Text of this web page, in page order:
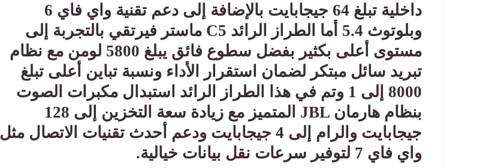
داخلية تبلغ 64 جيجابايت بالإضافة إلى دعم تقنية واي فاي 6
وبلوتوث 5.4 أما الطراز الرائد
C5 ماستر فيرتقي بالتجربة إلى
مستوى أعلى بكثير بفضل سطوع فائق يبلغ 5800 لومن مع نظام
تبريد سائل مبتكر لضمان استقرار الأداء ونسبة تباين أعلى تبلغ
8000 إلى 1 وتم في هذا الطراز الرائد استبدال مكبرات الصوت
بنظام هارمان JBL
المتميز مع زيادة سعة التخزين إلى 128
جيجابايت والرام إلى 4 جيجابايت ودعم أحدث تقنيات الاتصال مثل
واي فاي 7 لتوفير سرعات نقل بيانات خيالية
.